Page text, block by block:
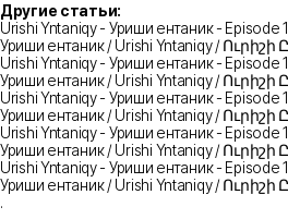
Другие статьи:
Urishi Yntaniqy - Уриши ентаник - Episode
Уриши ентаник / Urishi Yntaniqy /
Urishi Yntaniqy - Уриши ентаник - Episode
Уриши ентаник / Urishi Yntaniqy /
Urishi Yntaniqy - Уриши ентаник - Episode
Уриши ентаник / Urishi Yntaniqy /
Urishi Yntaniqy - Уриши ентаник - Episode
Уриши ентаник / Urishi Yntaniqy /
Urishi Yntaniqy - Уриши ентаник - Episode
Уриши ентаник / Urishi Yntaniqy /
.